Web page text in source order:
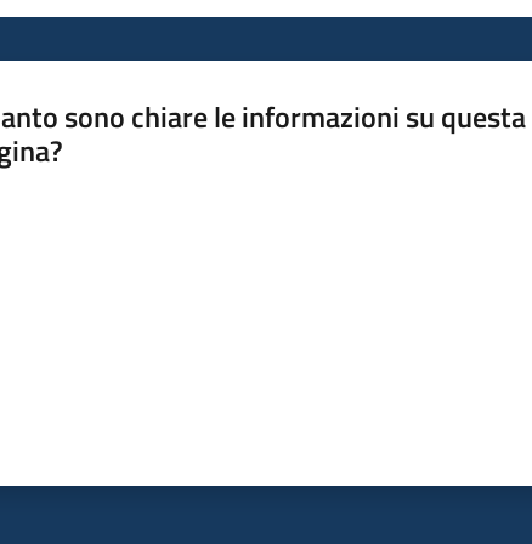
sono chiare le informazioni su questa